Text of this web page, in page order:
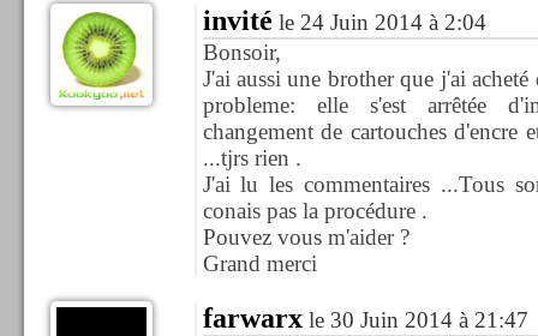
invité le 24 Juin 2014 à 2:04
Bonsoir,
J'ai aussi une brother que j'ai
probleme: elle s'est arrêtée
changement de cartouches d'encre
...tjrs rien .
J'ai lu les commentaires ...Tous
conais pas la procédure .
Pouvez vous m'aider ?
Grand merci
farwarxle 30 Juin 2014 à 21:47